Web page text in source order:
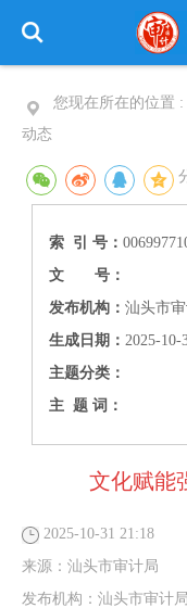
您现在所在的位置 :
动态
索 引 号：
文 号：
发布机构：汕头市
生成日期：2025-10-
主题分类：
主 题 词：
文化赋能
2025-10-31 21:18
来源： 汕头市审计局
发布机构： 汕头市审计局